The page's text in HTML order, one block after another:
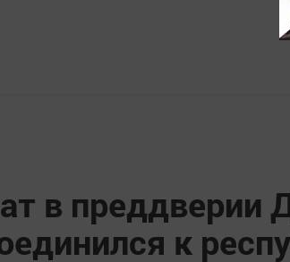
в преддверии
к